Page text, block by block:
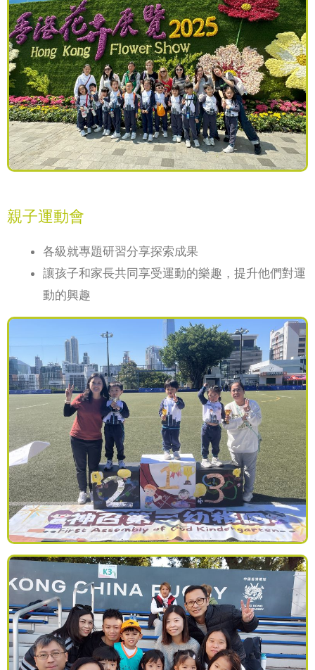
親子運動會
各級就專題研習分享探索成果
讓孩子和家長共同享受運動的樂趣，提升他們對運
動的興趣